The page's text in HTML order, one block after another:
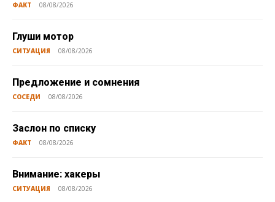
ФАКТ 08/08/2026
Глуши мотор
СИТУАЦИЯ 08/08/2026
Предложение и сомнения
СОСЕДИ 08/08/2026
Заслон по списку
ФАКТ 08/08/2026
Внимание: хакеры
СИТУАЦИЯ 08/08/2026